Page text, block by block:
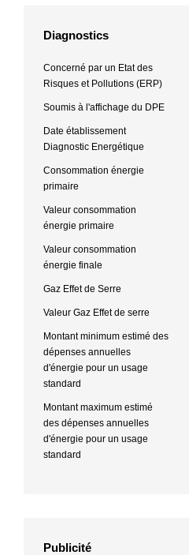
Diagnostics
Concerné par un Etat des
Risques et Pollutions (ERP)
Soumis à l'affichage du DPE
Date établissement
Diagnostic Energétique
Consommation énergie
primaire
Valeur consommation
énergie primaire
Valeur consommation
énergie finale
Gaz Effet de Serre
Valeur Gaz Effet de serre
Montant minimum estimé des
dépenses annuelles
d'énergie pour un usage
standard
Montant maximum estimé
des dépenses annuelles
d'énergie pour un usage
standard
Publicité